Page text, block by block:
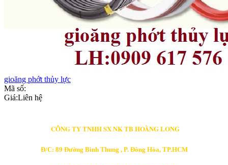
gioăng phớt thủy lực
Mã số:
Giá:Liên hệ
CÔNG TY TNHH SX NK TB HOÀNG LONG
Đ/C: 89 Đường Bình Thung , P. Đông Hòa, TP.HCM